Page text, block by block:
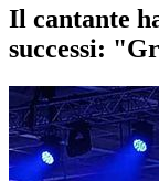
Il cantante
successi: